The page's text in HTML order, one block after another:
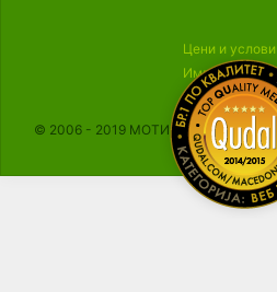
Цени и
Импресум
© 2006 - 2019 МОТИКА, Сите права